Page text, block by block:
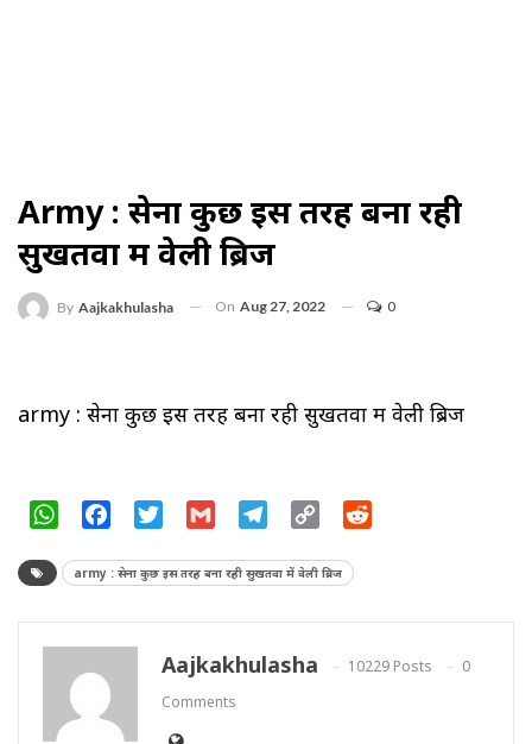
Army : सेना कुछ इस तरह बना रही
सुखतवा में वेली ब्रिज
By Aajkakhulasha On Aug 27, 2022 0
army : सेना कुछ इस तरह बना रही सुखतवा में वेली ब्रिज
WhatsAppFacebookTwitter Gmail Telegram
Copy
army : सेना कुछ इस तरह बना रही सुखतवा में वेली ब्रिज
Aajkakhulasha 10229 Posts
0
Comments